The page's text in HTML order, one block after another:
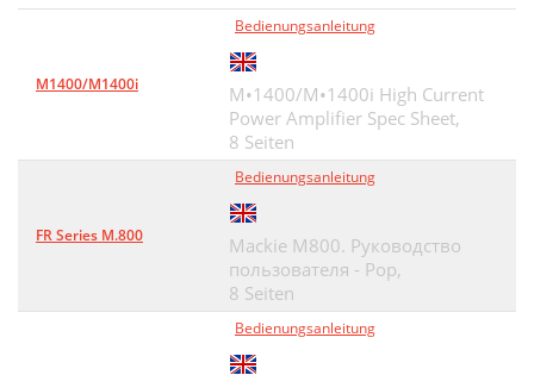
M1400/M1400i
Bedienungsanleitung
M•1400/M•1400i High Current
Power Amplifier Spec Sheet,
8 Seiten
FR Series M.800
Bedienungsanleitung
Mackie M800. Руководство
пользователя - Pop,
8 Seiten
Bedienungsanleitung